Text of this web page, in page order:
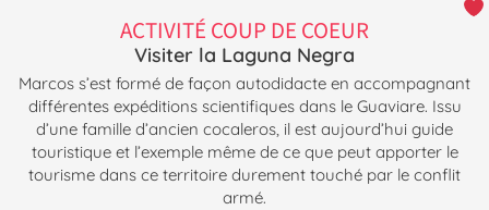
ACTIVITÉ COUP DE COEUR
Visiter la Laguna Negra
Marcos s’est formé de façon autodidacte en accompagnant
différentes expéditions scientifiques dans le Guaviare. Issu
d’une famille d’ancien cocaleros, il est aujourd’hui guide
touristique et l’exemple même de ce que peut apporter le
tourisme dans ce territoire durement touché par le conflit
armé.